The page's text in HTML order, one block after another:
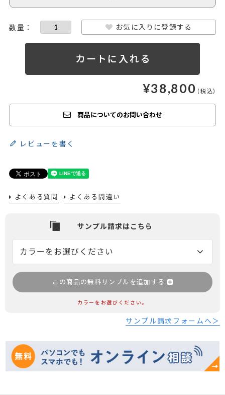
お気に入りに登録する
¥38,800
商品についてのお問い合わせ
レビューを書く
よくある質問 よくある間違い
この商品の無料サンプルを追加する
カラーをお選びください。
サンプル請求フォームへ＞